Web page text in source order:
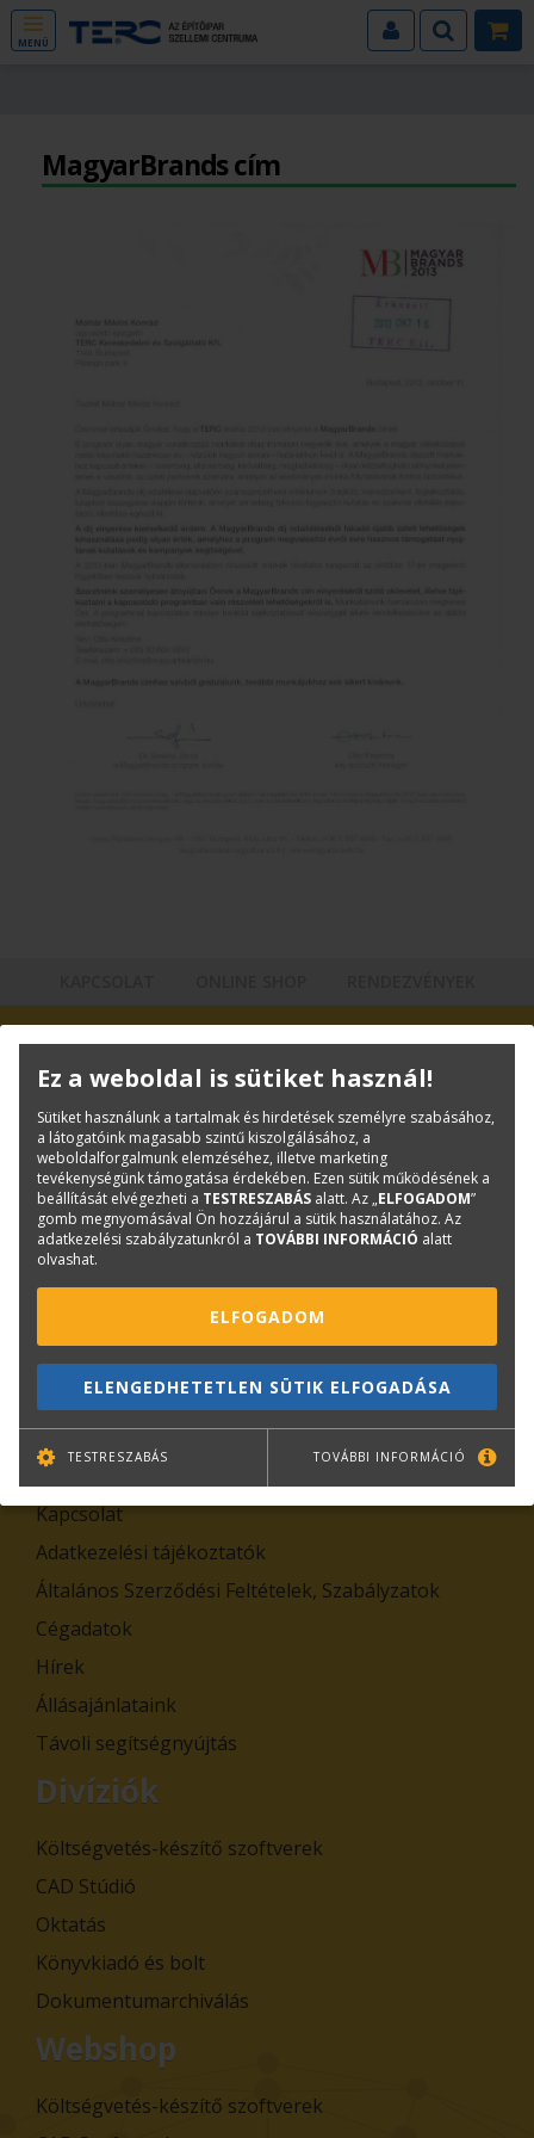
MENÜ
MagyarBrands cím
Hírlevél feliratkozás
Leiratkozás
Kiemelt tartalmak
Rólunk
Kapcsolat
Adatkezelési tájékoztatók
Általános Szerződési Feltételek, Szabályzatok
Cégadatok
Hírek
Állásajánlataink
Távoli segítségnyújtás
Divíziók
Költségvetés-készítő szoftverek
CAD Stúdió
Oktatás
Könyvkiadó és bolt
Dokumentumarchiválás
Webshop
Költségvetés-készítő szoftverek
Ez a weboldal is sütiket használ!
Sütiket használunk a tartalmak és hirdetések személyre szabásához,
a látogatóink magasabb szintű kiszolgálásához, a
weboldalforgalmunk elemzéséhez, illetve marketing
tevékenységünk támogatása érdekében. Ezen sütik működésének a
beállítását elvégezheti a TESTRESZABÁS alatt. Az „ELFOGADOM”
gomb megnyomásával Ön hozzájárul a sütik használatához. Az
adatkezelési szabályzatunkról a TOVÁBBI INFORMÁCIÓ alatt
olvashat.
ELFOGADOM
ELENGEDHETETLEN SÜTIK ELFOGADÁSA
TESTRESZABÁS TOVÁBBI INFORMÁCIÓ